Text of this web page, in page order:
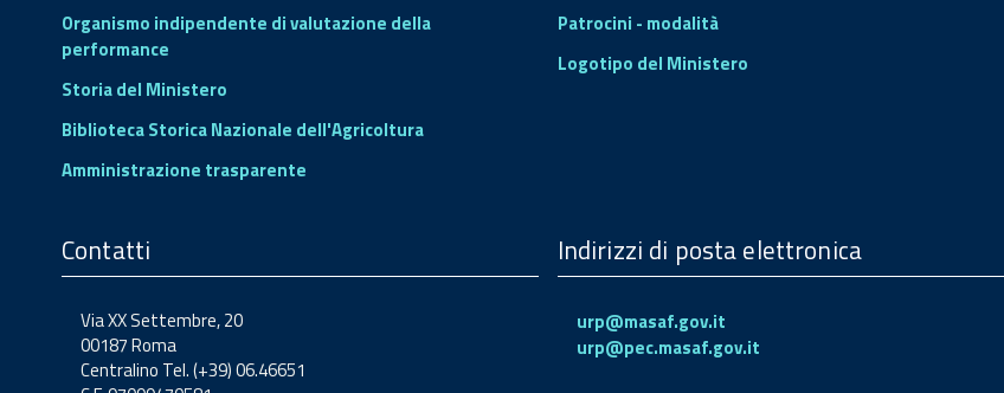
Organismo indipendente di valutazione della
performance
Storia del Ministero
Biblioteca Storica Nazionale dell'Agricoltura
Amministrazione trasparente
Patrocini - modalità
Logotipo del Ministero
Contatti
Via XX Settembre, 20
00187 Roma
Centralino Tel. (+39) 06.46651
Indirizzi di posta elettronica
urp@masaf.gov.it
urp@pec.masaf.gov.it